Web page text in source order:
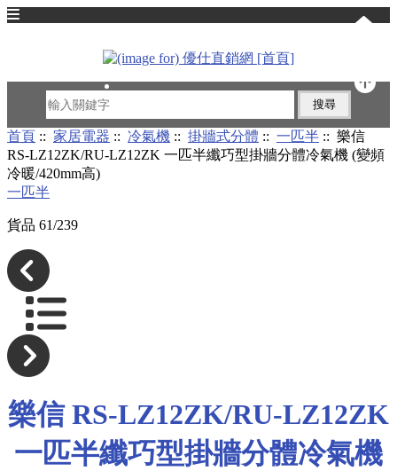
首頁 :: 家居電器 :: 冷氣機 :: 掛牆式分體 :: 一匹半 :: 樂信
RS-LZ12ZK/RU-LZ12ZK 一匹半纖巧型掛牆分體冷氣機 (變頻
冷暖/420mm高)
一匹半
貨品 61/239
樂信 RS-LZ12ZK/RU-LZ12ZK
一匹半纖巧型掛牆分體冷氣機